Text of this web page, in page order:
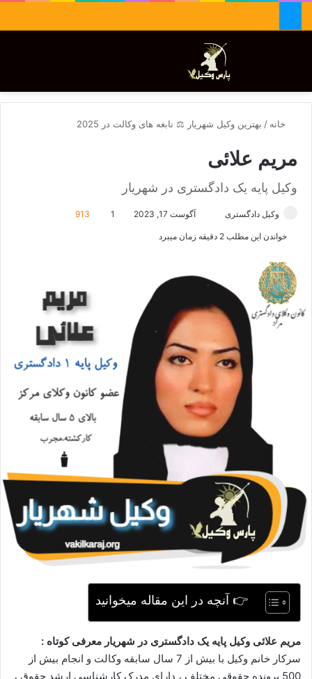
تغییر پوسته
خانه / بهترین وکیل شهریار ⚖️ نابغه های وکالت در 2025
مریم علائی
وکیل پایه یک دادگستری در شهریار
وکیل دادگستری
ل
ی
ی
آگوست 17, 2023 1
913
خواندن این مطلب 2 دقیقه زمان میبرد
👉 آنچه در این مقاله میخوانید
مریم علائی وکیل پایه یک دادگستری در شهریار معرفی کوتاه :
سرکار خانم وکیل با بیش از 7 سال سابقه وکالت و انجام بیش از
500 پرونده حقوقی مختلف ، دارای مدرک کارشناسی ارشد حقوق ،